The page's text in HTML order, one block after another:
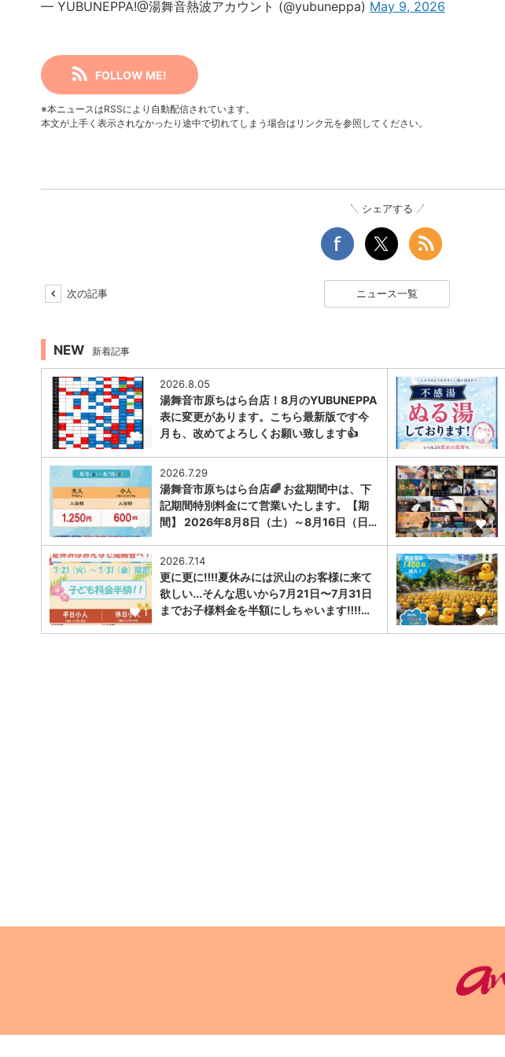
— YUBUNEPPA!@湯舞音熱波アカウント (@yubuneppa) May 9, 2026
FOLLOW ME!
※本ニュースはRSSにより自動配信されています。
本文が上手く表示されなかったり途中で切れてしまう場合はリンク元を参照してください。
シェアする
次の記事 ニュース一覧
NEW 新着記事
1
2026.8.05
湯舞音市原ちはら台店！8月のYUBUNEPPA
表に変更があります。こちら最新版です今
月も、改めてよろしくお願い致します👍
1
1
2026.7.29
湯舞音市原ちはら台店🌈 お盆期間中は、下
記期間特別料金にて営業いたします。【期
間】 2026年8月8日（土）～8月16日（日…
1
1
2026.7.14
更に更に‼️‼️夏休みには沢山のお客様に来て
欲しい...そんな思いから7月21日〜7月31日
までお子様料金を半額にしちゃいます‼︎‼︎…
1